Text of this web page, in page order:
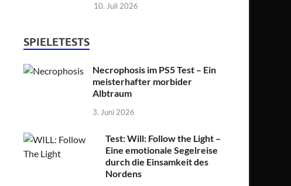
10. Juli 2026
SPIELETESTS
Necrophosis im PS5 Test – Ein
meisterhafter morbider
Albtraum
3. Juni 2026
Test: Will: Follow the Light –
Eine emotionale Segelreise
durch die Einsamkeit des
Nordens